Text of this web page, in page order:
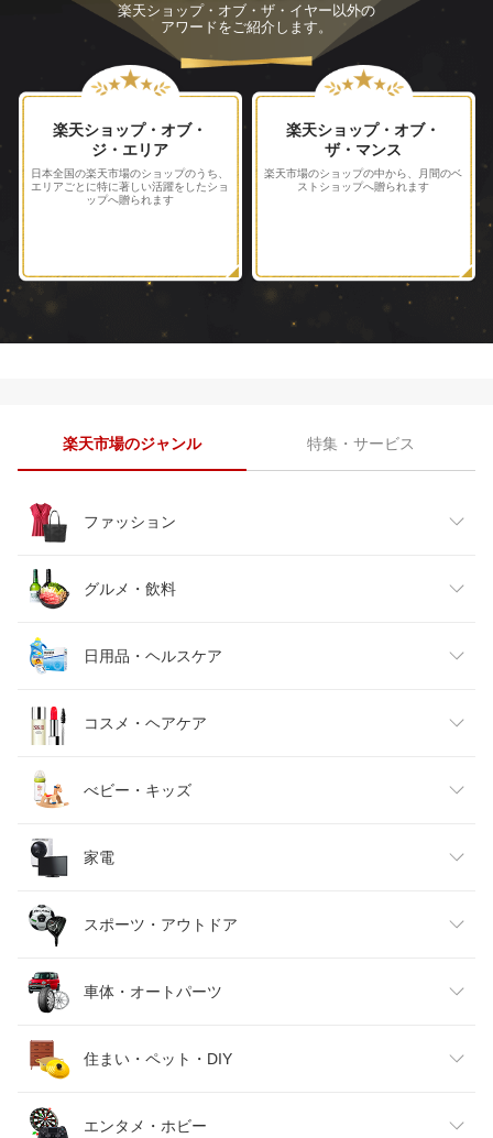
楽天ショップ・オブ・ザ・イヤー以外の
アワードをご紹介します。
楽天ショップ・オブ・
ジ・エリア
日本全国の楽天市場のショップのうち、
エリアごとに特に著しい活躍をしたショ
ップへ贈られます
楽天ショップ・オブ・
ザ・マンス
楽天市場のショップの中から、
月間のベ
ストショップへ贈られます
楽天市場のジャンル 特集・サービス
ファッション
レディースファッション
メンズファッション
キッズファッション
ベビーファッション
インナー・下着・ナイトウェア
バッグ・小物・ブランド雑貨
靴
腕時計
ジュエリー・アクセサリー
グルメ・飲料
食品
スイーツ・お菓子
水・ソフトドリンク
ビール・洋酒
ワイン
日本酒・焼酎
日用品・ヘルスケア
日用品雑貨・文房具・手芸
ダイエット・健康
医薬品・コンタクト・介護
コスメ・ヘアケア
美容・コスメ・香水
べビー・キッズ
キッズ・ベビー・マタニティ
おもちゃ
家電
家電
TV・オーディオ・カメラ
スマートフォン・タブレット
パソコン・周辺機器
スポーツ・アウトドア
スポーツ・アウトドア
ゴルフ
車体・オートパーツ
車用品・バイク用品
車・バイク
住まい・ペット・DIY
インテリア・寝具・収納
エンタメ・ホビー